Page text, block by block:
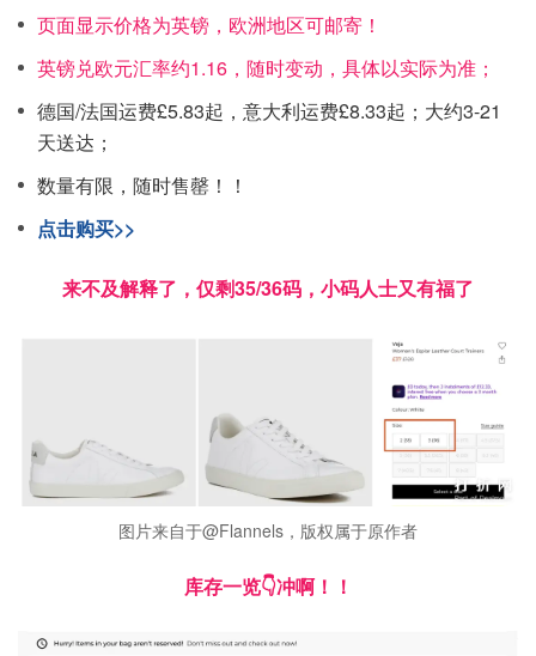
页面显示价格为英镑，欧洲地区可邮寄！
英镑兑欧元汇率约1.16，随时变动，具体以实际为准；
德国/法国运费£5.83起，意大利运费£8.33起；大约3-21
天送达；
数量有限，随时售罄！！
点击购买>>
来不及解释了，仅剩35/36码，小码人士又有福了
图片来自于@Flannels，版权属于原作者
库存一览👇冲啊！！